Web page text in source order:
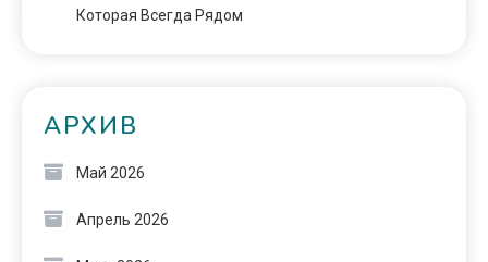
Которая Всегда Рядом
АРХИВ
Май 2026
Апрель 2026